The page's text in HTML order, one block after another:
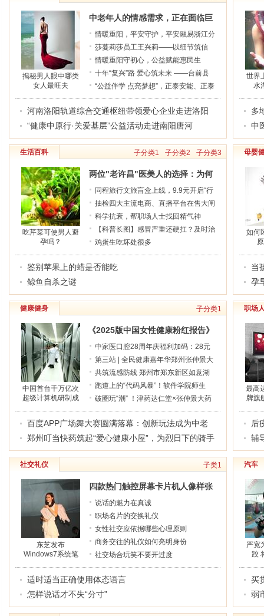
揭秘男人眼中哪类
女人最旺夫
中老年人的情感需求，正在面临巨
大困境
情暖重阳，平安守护，平安融易浙江分
公司开展防非反诈金融宣教暨客户服务
节活动
莎蔓莉莎员工王兴莉——以细节筑信
任， 用真心暖人心
情暖重阳守初心，公益赋能惠民生
——315龙鸡安心购以行动书写敬老新
篇
十年“复兴”路 爱心筑未来 ——台前县
复兴教育发展基金捐赠仪式圆满举行
“公益伴学 点亮梦想”，正泰安能、正泰
公益基金会联合大河报社开展公益助学
行动
河南洛阳轨道综合交通枢纽带领爱心企业走进洛阳
行知中学捐赠图书
“健康中原行·关爱基层”公益活动走进南阳唐河
世界
水
多
该
中
务
生活百科
吃芹菜可使男人避
孕吗？
两位"老许昌"医美人的选择：为何
牵手联合丽格？
同程旅行文旅盲盒上线，9.9元开启“行
走河南·读懂中国”之旅
抽检四大主流电商、直播平台在售大闸
蟹 仅有一家平台合格
科学抗衰，帮职场人士找回精气神
【科普长图】感冒严重还硬扛？及时治
疗“清”症状
鸡蛋生吃坏处很多
鉴别苹果上的蜡是否能吃
鲸鱼自杀之谜
子分类1 子分类2 子分类3 母婴
如何
当
孕
健康健身
中国首台千万亿次
超级计算机研制成
《2025版中国女性健康粉红报告》
发布，乳腺结节检出率七年增长超
过一倍
中家医口腔28周年庆福利加码：28元
兑换万元全家爱牙套餐
第三站 | 全民健康嘉年华郑州张仲景大
药房站温馨举行！
共筑流感防线 郑州市郑东新区如意湖
社区卫生服务中心 举办2025流感疫苗
接种及宣教活动
跑道上的“代码风暴”！软件学院师生
386分制霸校运会，10金6纪录诠释硬
核青春
破圈玩“潮” ！津药达仁堂×张仲景大药
房胃肠健康活动圈粉年轻一代
百度APP广场舞大赛圆满落幕：创新玩法成为中老
年内容消费新入口
郑州叮当快药筑起“爱心健康小屋”，为烈日下的骑手
送上清凉和关怀
子分类1 职场
最高
牌旗
后
辅
社交礼仪
东芝发布
Windows7系统笔
四款热门触控屏幕卡片机人像样张
大PK
说话的魅力在真诚
职场名片的交换礼仪
女性社交应依据哪些心理原则
商务交往的礼仪如何亮明身份
社交场合玩笑不要开过度
适时适当正确使用体态语言
怎样说话才不失“分寸”
子类1 汽车
严宽
跤
买
弱